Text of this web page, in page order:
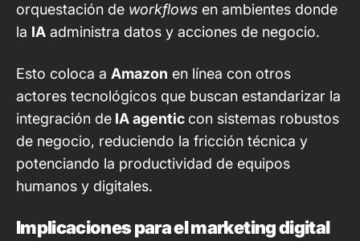
orquestación de workflows en ambientes donde
la IA administra datos y acciones de negocio.
Esto coloca a Amazon en línea con otros
actores tecnológicos que buscan estandarizar la
integración de IA agentic con sistemas robustos
de negocio, reduciendo la fricción técnica y
potenciando la productividad de equipos
humanos y digitales.
Implicaciones para el marketing digital